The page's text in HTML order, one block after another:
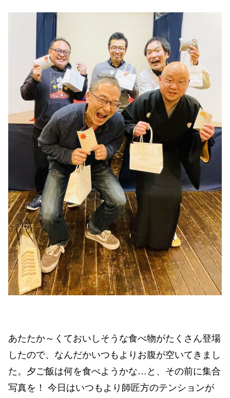
あたたか～くておいしそうな食べ物がたくさん登場
したので、なんだかいつもよりお腹が空いてきまし
た。夕ご飯は何を食べようかな…と、その前に集合
写真を！ 今日はいつもより師匠方のテンションが